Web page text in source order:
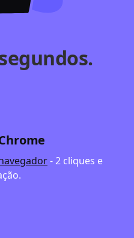
- 2 cliques e